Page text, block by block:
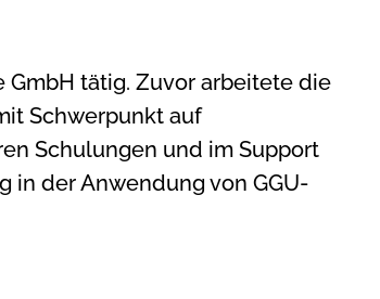
GmbH tätig. Zuvor arbeitete die
Schwerpunkt auf
Schulungen und im Support
in der Anwendung von GGU-